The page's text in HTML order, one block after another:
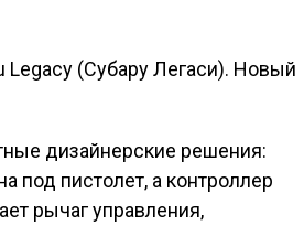
(Субару Легаси). Новый
дизайнерские решения:
под пистолет, а контроллер
рычаг управления,